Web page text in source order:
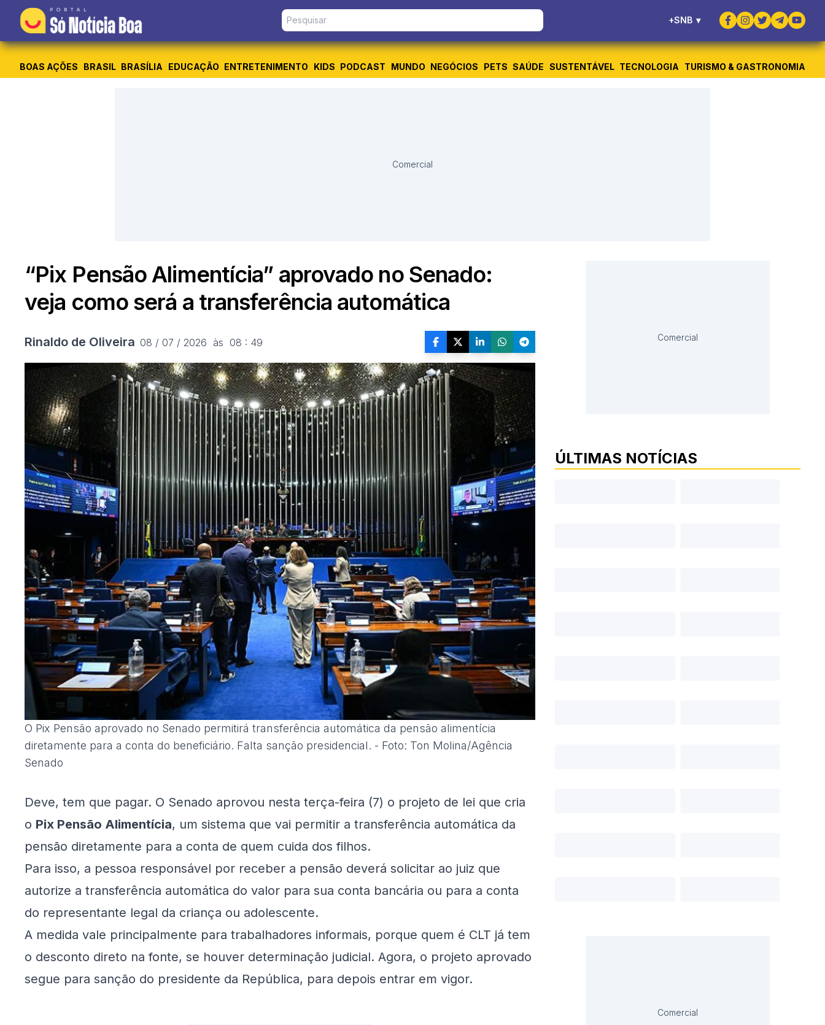
+SNB ▾
BOAS AÇÕES BRASIL BRASÍLIA EDUCAÇÃO ENTRETENIMENTO KIDS PODCAST MUNDO NEGÓCIOS PETS SAÚDE SUSTENTÁVEL TECNOLOGIA TURISMO & GASTRONOMIA
Comercial
“Pix Pensão Alimentícia” aprovado no Senado:
veja como será a transferência automática
Rinaldo de Oliveira 08 / 07 / 2026  às  08 : 49
O Pix Pensão aprovado no Senado permitirá transferência automática da pensão alimentícia
diretamente para a conta do beneficiário. Falta sanção presidencial. - Foto: Ton Molina/Agência
Senado
Deve, tem que pagar. O Senado aprovou nesta terça-feira (7) o projeto de lei que cria
o Pix Pensão Alimentícia, um sistema que vai permitir a transferência automática da
pensão diretamente para a conta de quem cuida dos filhos.
Para isso, a pessoa responsável por receber a pensão deverá solicitar ao juiz que
autorize a transferência automática do valor para sua conta bancária ou para a conta
do representante legal da criança ou adolescente.
A medida vale principalmente para trabalhadores informais, porque quem é CLT já tem
o desconto direto na fonte, se houver determinação judicial. Agora, o projeto aprovado
segue para sanção do presidente da República, para depois entrar em vigor.
Comercial
ÚLTIMAS NOTÍCIAS
Comercial